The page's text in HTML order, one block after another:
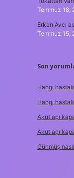
Temmuz 18,
Erkan Avcı
Temmuz 15,
Son
Hangi
Hangi
Akut açı
Akut açı
Günmüş